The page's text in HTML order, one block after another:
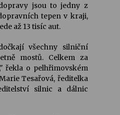
ve Stromovce: Rufus Miller
jsou to jedny z
tepen v kraji,
až 13 tisíc aut.
všechny silniční
mostů. Celkem za
řekla o pelhřimovském
Tesařová, ředitelka
silnic a dálnic